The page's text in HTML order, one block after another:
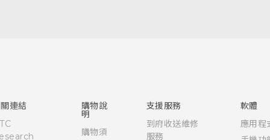
連結
購物說
明
購物須
支援服務
到府收送維修
服務
軟體
應用程